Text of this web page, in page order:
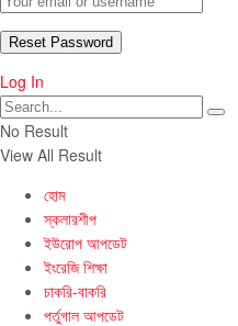
Log In
No Result
View All Result
হোম
স্কলারশীপ
ইউরোপ আপডেট
ইংরেজি শিক্ষা
চাকরি-বাকরি
পর্তুগাল আপডেট